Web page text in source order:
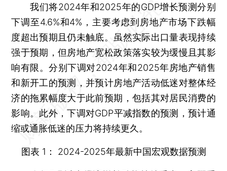
我们将2024年和2025年的GDP增长预测分别
下调至4.6%和4%，主要考虑到房地产市场下跌幅
度超出预期且仍未触底。虽然实际出口量表现持续
强于预期，但房地产宽松政策落实较为缓慢且其影
响有限。分别下调对2024年和2025年房地产销售
和新开工的预测，并预计房地产活动低迷对整体经
济的拖累幅度大于此前预期，包括其对居民消费的
影响。此外，下调对GDP平减指数的预测，预计通
缩或通胀低迷的压力将持续更久。
图表 1： 2024-2025年最新中国宏观数据预测